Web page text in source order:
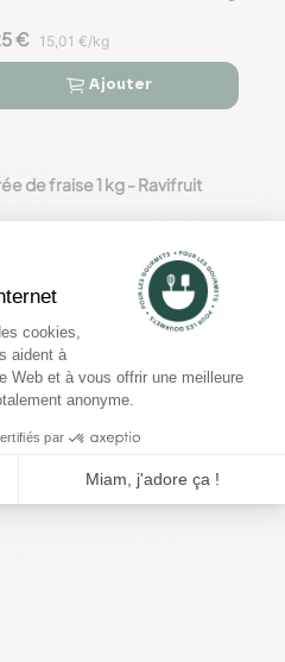
€ 15,01 €/kg

Ajouter
de fraise 1 kg - Ravifruit
Ajouter
de fraise boîte 1 kg
€
Ajouter